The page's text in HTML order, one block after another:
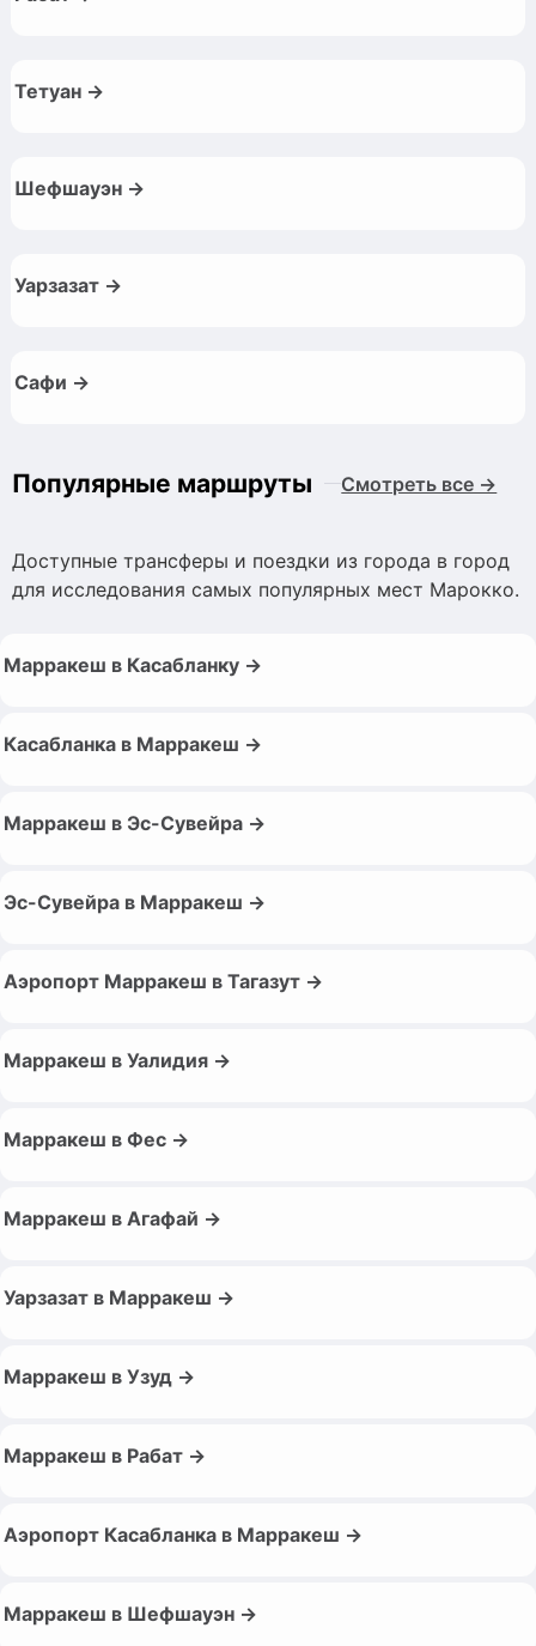
Тетуан →
Шефшауэн →
Уарзазат →
Сафи →
Популярные маршруты Смотреть все →
Доступные трансферы и поездки из города в город
для исследования самых популярных мест Марокко.
Марракеш в Касабланку →
Касабланка в Марракеш →
Марракеш в Эс-Сувейра →
Эс-Сувейра в Марракеш →
Аэропорт Марракеш в Тагазут →
Марракеш в Уалидия →
Марракеш в Фес →
Марракеш в Агафай →
Уарзазат в Марракеш →
Марракеш в Узуд →
Марракеш в Рабат →
Аэропорт Касабланка в Марракеш →
Марракеш в Шефшауэн →